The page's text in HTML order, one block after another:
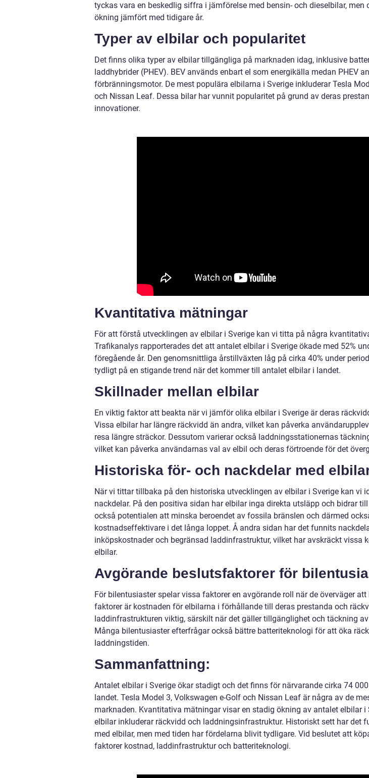
tyckas vara en beskedlig siffra i jämförelse med bensin- och dieselbilar, men
ökning jämfört med tidigare år.
Typer av elbilar och popularitet
Det finns olika typer av elbilar tillgängliga på marknaden idag, inklusive
laddhybrider (PHEV). BEV används enbart el som energikälla medan PHEV
förbränningsmotor. De mest populära elbilarna i Sverige inkluderar Tesla
och Nissan Leaf. Dessa bilar har vunnit popularitet på grund av deras
innovationer.
Kvantitativa mätningar
För att förstå utvecklingen av elbilar i Sverige kan vi titta på några
Trafikanalys rapporterades det att antalet elbilar i Sverige ökade med 52%
föregående år. Den genomsnittliga årstillväxten låg på cirka 40% under
tydligt på en stigande trend när det kommer till antalet elbilar i landet.
Skillnader mellan elbilar
En viktig faktor att beakta när vi jämför olika elbilar i Sverige är deras
Vissa elbilar har längre räckvidd än andra, vilket kan påverka
resa längre sträckor. Dessutom varierar också laddningsstationernas
vilket kan påverka användarnas val av elbil och deras förtroende för det
Historiska för- och nackdelar med
När vi tittar tillbaka på den historiska utvecklingen av elbilar i Sverige kan vi
nackdelar. På den positiva sidan har elbilar inga direkta utsläpp och bidrar
också potentialen att minska beroendet av fossila bränslen och därmed
kostnadseffektivare i det långa loppet. Å andra sidan har det funnits
inköpskostnader och begränsad laddinfrastruktur, vilket har avskräckt vissa
elbilar.
Avgörande beslutsfaktorer för
För bilentusiaster spelar vissa faktorer en avgörande roll när de överväger
faktorer är kostnaden för elbilarna i förhållande till deras prestanda och
laddinfrastrukturen viktig, särskilt när det gäller tillgänglighet och täckning
Många bilentusiaster efterfrågar också bättre batteriteknologi för att öka
laddningstiden.
Sammanfattning:
Antalet elbilar i Sverige ökar stadigt och det finns för närvarande cirka 74
landet. Tesla Model 3, Volkswagen e-Golf och Nissan Leaf är några av de
marknaden. Kvantitativa mätningar visar en stadig ökning av antalet elbilar i
elbilar inkluderar räckvidd och laddningsinfrastruktur. Historiskt sett har det
med elbilar, men med tiden har fördelarna blivit tydligare. Vid beslutet att
faktorer kostnad, laddinfrastruktur och batteriteknologi.